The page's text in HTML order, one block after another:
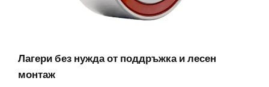
Лагери без нужда от поддръжка и лесен
монтаж